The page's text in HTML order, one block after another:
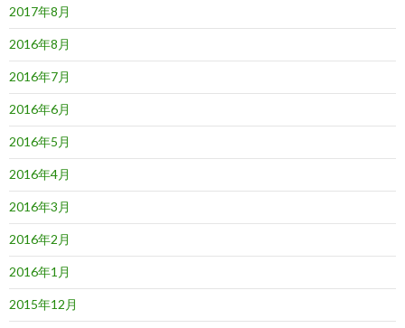
2017年8月
2016年8月
2016年7月
2016年6月
2016年5月
2016年4月
2016年3月
2016年2月
2016年1月
2015年12月